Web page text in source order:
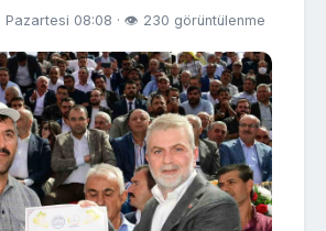
Pazartesi 08:08 · 👁 230 görüntülenme